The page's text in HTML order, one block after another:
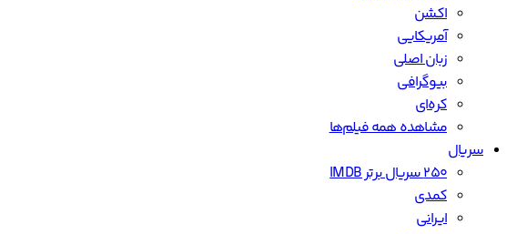
اکشن
آمریکایی
زبان اصلی
بیوگرافی
کره‌ای
مشاهده همه فیلم‌ها
سریال
۲۵۰ سریال برتر IMDB
کمدی
ایرانی